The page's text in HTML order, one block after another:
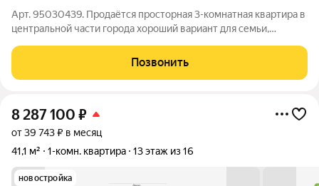
Арт. 95030439. Продаётся просторная 3-комнатная квартира в
центральной части города хороший вариант для семьи,
Квартира расположена в доме 29/13, на 1 этаже. Общая
Позвонить
8 287 100 ₽
от 39 743 ₽ в месяц
41,1 м²
1-комн. квартира 13 этаж из 16
новостройка